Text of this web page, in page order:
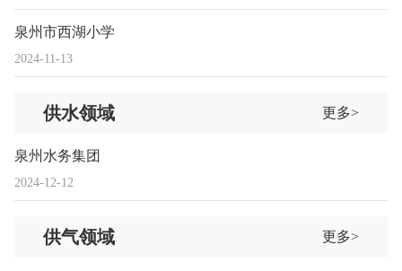
2024-11-13
泉州市西湖小学
供水领域 更多>
2024-12-12
泉州水务集团
供气领域 更多>